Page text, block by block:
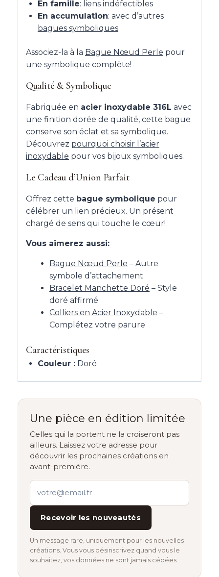
En famille: liens indéfectibles
En accumulation: avec d’autres
bagues symboliques
Associez-la à la Bague Nœud Perle pour
une symbolique complète!
Qualité & Symbolique
Fabriquée en acier inoxydable 316L avec
une finition dorée de qualité, cette bague
conserve son éclat et sa symbolique.
Découvrez pourquoi choisir l’acier
inoxydable pour vos bijoux symboliques.
Le Cadeau d’Union Parfait
Offrez cette bague symbolique pour
célébrer un lien précieux. Un présent
chargé de sens qui touche le cœur!
Vous aimerez aussi:
Bague Nœud Perle – Autre
symbole d’attachement
Bracelet Manchette Doré – Style
doré affirmé
Colliers en Acier Inoxydable –
Complétez votre parure
Caractéristiques
Couleur : Doré
Une pièce en édition limitée
Celles qui la portent ne la croiseront pas
ailleurs. Laissez votre adresse pour
découvrir les prochaines créations en
avant-première.
Recevoir les nouveautés
Un message rare, uniquement pour les nouvelles
créations. Vous vous désinscrivez quand vous le
souhaitez, vos données ne sont jamais cédées.